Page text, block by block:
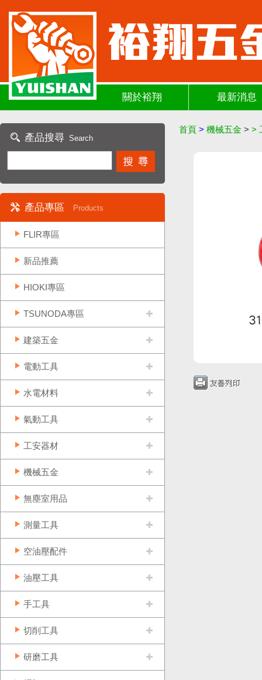
關於裕翔 最新消息
產品搜尋 Search
產品專區 Products
FLIR專區
新品推薦
HIOKI專區
TSUNODA專區
建築五金
電動工具
水電材料
氣動工具
工安器材
機械五金
無塵室用品
測量工具
空油壓配件
油壓工具
手工具
切削工具
研磨工具
首頁 > 機械五金 > >